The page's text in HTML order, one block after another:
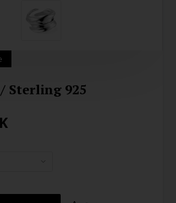
Sterling 925